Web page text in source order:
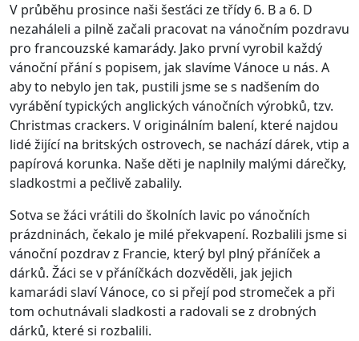
V průběhu prosince naši šesťáci ze třídy 6. B a 6. D
nezaháleli a pilně začali pracovat na vánočním pozdravu
pro francouzské kamarády. Jako první vyrobil každý
vánoční přání s popisem, jak slavíme Vánoce u nás. A
aby to nebylo jen tak, pustili jsme se s nadšením do
vyrábění typických anglických vánočních výrobků, tzv.
Christmas crackers. V originálním balení, které najdou
lidé žijící na britských ostrovech, se nachází dárek, vtip a
papírová korunka. Naše děti je naplnily malými dárečky,
sladkostmi a pečlivě zabalily.
Sotva se žáci vrátili do školních lavic po vánočních
prázdninách, čekalo je milé překvapení. Rozbalili jsme si
vánoční pozdrav z Francie, který byl plný přáníček a
dárků. Žáci se v přáníčkách dozvěděli, jak jejich
kamarádi slaví Vánoce, co si přejí pod stromeček a při
tom ochutnávali sladkosti a radovali se z drobných
dárků, které si rozbalili.